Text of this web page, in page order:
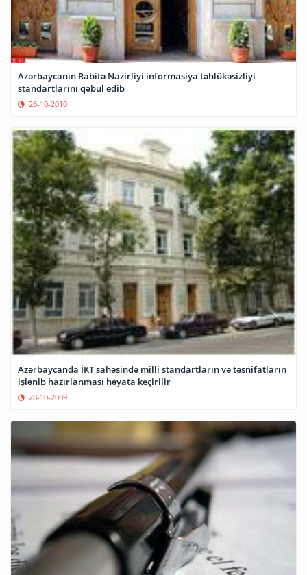
Azərbaycanın Rabitə Nazirliyi informasiya təhlükəsizliyi
standartlarını qəbul edib
26-10-2010
Azərbaycanda İKT sahəsində milli standartların və təsnifatların
işlənib hazırlanması həyata keçirilir
28-10-2009